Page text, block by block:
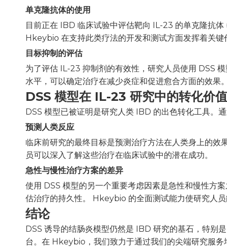
单克隆抗体的使用
目前正在 IBD 临床试验中评估靶向 IL-23 的单克隆抗
Hkeybio 在支持此类疗法的开发和测试方面发挥着关键
目标抑制的评估
为了评估 IL-23 抑制剂的有效性，研究人员使用 DSS
水平，可以确定治疗在减少炎症和促进愈合方面的效果。
DSS 模型在 IL-23 研究中的转化价值
DSS 模型已被证明是研究人类 IBD 的出色转化工具。
预测人类反应
临床前研究的最终目标是预测治疗方法在人类身上的
员可以深入了解这些治疗在临床试验中的潜在成功。
急性与慢性治疗方案的差异
使用 DSS 模型的另一个重要考虑因素是急性和慢性方
估治疗的持久性。 Hkeybio 的全面测试能力使研究人
结论
DSS 诱导的结肠炎模型仍然是 IBD 研究的基石，特别
台。在 Hkeybio，我们致力于通过我们的尖端研究服